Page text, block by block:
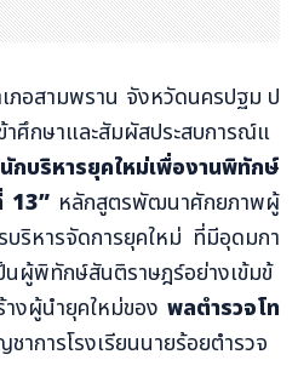
เภอสามพราน จังหวัดนครปฐม ป
าศึกษาและสัมผัสประสบการณ์แ
กบริหารยุคใหม่เพื่องานพิทักษ์
13” หลักสูตรพัฒนาศักยภาพผู้
บริหารจัดการยุคใหม่ ที่มีอุดมกา
ผู้พิทักษ์สันติราษฎร์อย่างเข้มข้
งผู้นำยุคใหม่ของ พลตำรวจโท
าการโรงเรียนนายร้อยตำรวจ